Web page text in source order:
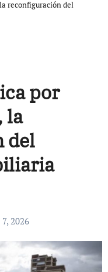
reconfiguración del
por
la
del
2026